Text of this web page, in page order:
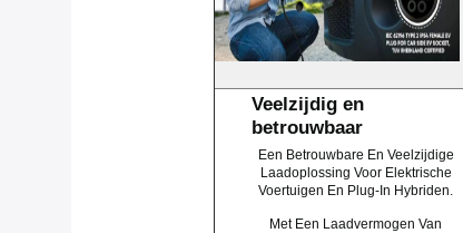
Veelzijdig en
betrouwbaar
Een Betrouwbare En Veelzijdige
Laadoplossing Voor Elektrische
Voertuigen En Plug-In Hybriden.
Met Een Laadvermogen Van